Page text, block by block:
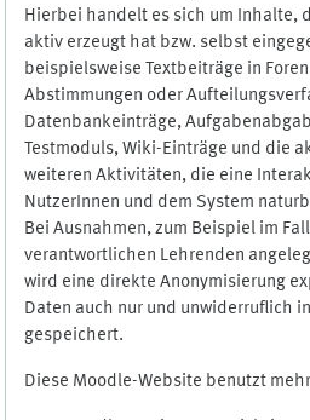
Hierbei handelt es sich um Inhalte,
aktiv erzeugt hat bzw. selbst
beispielsweise Textbeiträge in
Abstimmungen oder
Datenbankeinträge,
Testmoduls, Wiki-Einträge und die
weiteren Aktivitäten, die eine
NutzerInnen und dem System
Bei Ausnahmen, zum Beispiel im
verantwortlichen Lehrenden
wird eine direkte Anonymisierung
Daten auch nur und unwiderruflich
gespeichert.
Diese Moodle-Website benutzt